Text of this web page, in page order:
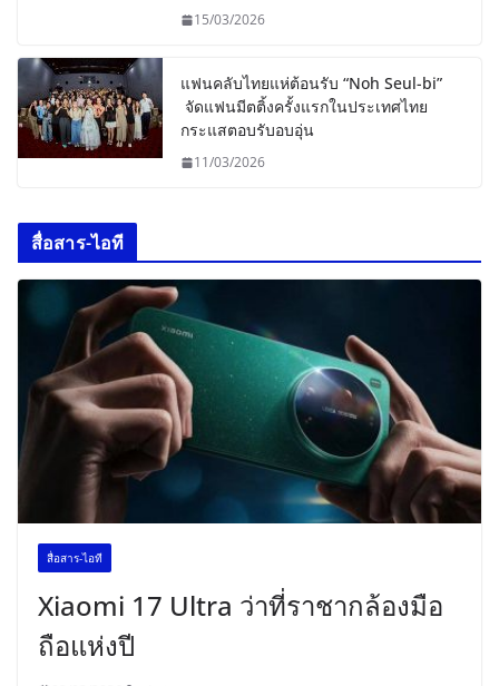
15/03/2026
แฟนคลับไทยแห่ต้อนรับ “Noh Seul-bi”
จัดแฟนมีตติ้งครั้งแรกในประเทศไทย
กระแสตอบรับอบอุ่น
11/03/2026
สื่อสาร-ไอที
สื่อสาร-ไอที
Xiaomi 17 Ultra ว่าที่ราชากล้องมือ
ถือแห่งปี